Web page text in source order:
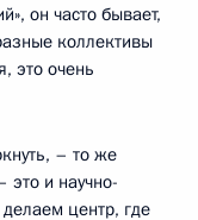
он часто бывает,
коллективы
это очень
– то же
это и научно-
центр, где